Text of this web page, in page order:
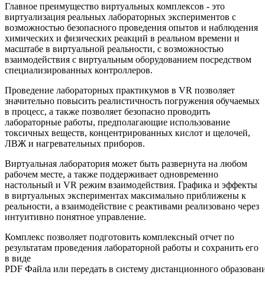
Главное преимущество виртуальных комплексов - это
виртуализация реальных лабораторных экспериментов с
возможностью безопасного проведения опытов и наблюдения
химических и физических реакций в реальном времени и
масштабе в виртуальной реальности, с возможностью
взаимодействия с виртуальным оборудованием посредством
специализированных контроллеров.
Проведение лабораторных практикумов в VR позволяет
значительно повысить реалистичность погружения обучаемых
в процесс, а также позволяет безопасно проводить
лабораторные работы, предполагающие использование
токсичных веществ, концентрированных кислот и щелочей,
ЛВЖ и нагревательных приборов.
Виртуальная лаборатория может быть развернута на любом
рабочем месте, а также поддерживает одновременно
настольный и VR режим взаимодействия. Графика и эффекты
в виртуальных экспериментах максимально приближены к
реальности, а взаимодействие с реактивами реализовано через
интуитивно понятное управление.
Комплекс позволяет подготовить комплексный отчет по
результатам проведения лабораторной работы и сохранить его
в виде
PDF Файла или передать в систему дистанционного